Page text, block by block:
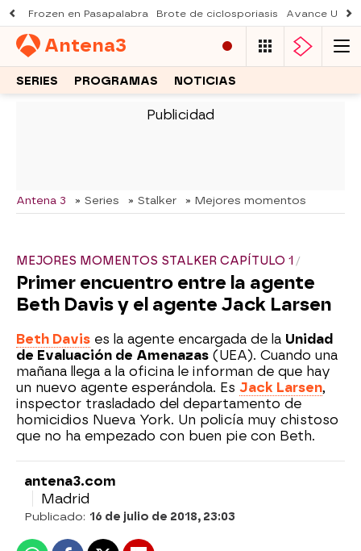
Frozen en Pasapalabra Brote de ciclosporiasis Avance Una
Antena3
SERIES PROGRAMAS NOTICIAS
Antena 3 » Series » Stalker » Mejores momentos
MEJORES MOMENTOS STALKER CAPÍTULO 1
Primer encuentro entre la agente
Beth Davis y el agente Jack Larsen
Beth Davis es la agente encargada de la Unidad
de Evaluación de Amenazas (UEA). Cuando una
mañana llega a la oficina le informan de que hay
un nuevo agente esperándola. Es Jack Larsen,
inspector trasladado del departamento de
homicidios Nueva York. Un policía muy chistoso
que no ha empezado con buen pie con Beth.
antena3.com
Madrid
Publicado: 16 de julio de 2018, 23:03